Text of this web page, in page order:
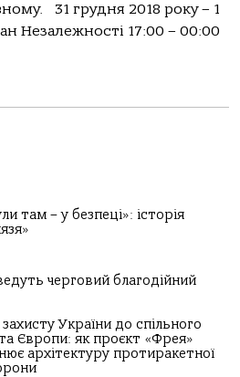
31 грудня 2018 року – 1
Незалежності 17:00 – 00:00
там – у безпеці»: історія
черговий благодійний
захисту України до спільного
Європи: як проєкт «Фрея»
архітектуру протиракетної